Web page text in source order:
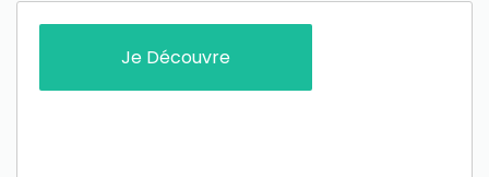
Je Découvre